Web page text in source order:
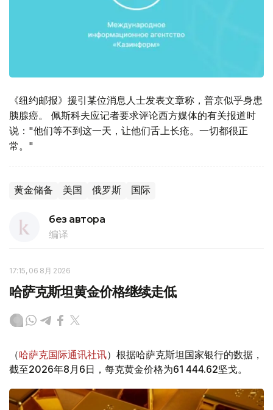
《纽约邮报》援引某位消息人士发表文章称，普京似乎身患
胰腺癌。 佩斯科夫应记者要求评论西方媒体的有关报道时
说："他们等不到这一天，让他们舌上长疮。一切都很正
常。"
黄金储备 美国 俄罗斯 国际
без автора
编译
17:15, 06 8月 2026
哈萨克斯坦黄金价格继续走低
（哈萨克国际通讯社讯）根据哈萨克斯坦国家银行的数据，
截至2026年8月6日，每克黄金价格为61 444.62坚戈。